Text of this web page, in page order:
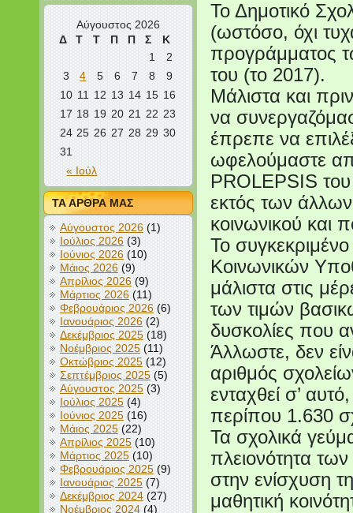
Αύγουστος 2026
Δ
Τ Τ Π Π Σ Κ
« Ιούλ
1
2
3
4 5 6 7 8
9
10 11 12 13 14 15 16
17 18 19 20 21 22 23
24 25 26 27 28 29 30
31
ΤΑ ΑΡΘΡΑ ΜΑΣ
Αύγουστος 2026(1)
Ιούλιος 2026(3)
Ιούνιος 2026(10)
Μάιος 2026(9)
Απρίλιος 2026(9)
Μάρτιος 2026(11)
Φεβρουάριος 2026(6)
Ιανουάριος 2026(2)
Δεκέμβριος 2025(18)
Νοέμβριος 2025(11)
Οκτώβριος 2025(12)
Σεπτέμβριος 2025(5)
Αύγουστος 2025(3)
Ιούλιος 2025(4)
Ιούνιος 2025(16)
Μάιος 2025(22)
Απρίλιος 2025(10)
Μάρτιος 2025(10)
Φεβρουάριος 2025(9)
Ιανουάριος 2025(7)
Δεκέμβριος 2024(27)
Νοέμβριος 2024(4)
Το Δημοτικό
(ωστόσο, όχι
προγράμματος
του (το 2017).
Μάλιστα και
να
έπρεπε να
ωφελούμαστε
PROLEPSIS
εκτός των
κοινωνικού και
Το
Κοινωνικών
μάλιστα στις
των τιμών
δυσκολίες που
Άλλωστε, δεν
αριθμός
ενταχθεί σ’
περίπου 1.630
Τα σχολικά
πλειονότητα
στην ενίσχυση
μαθητική